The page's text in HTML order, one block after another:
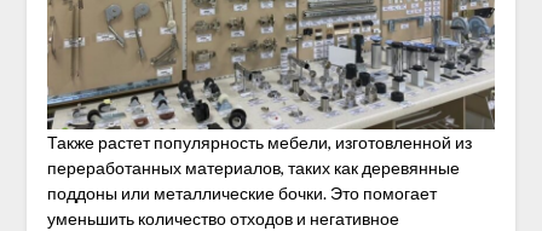
Также растет популярность мебели, изготовленной из
переработанных материалов, таких как деревянные
поддоны или металлические бочки. Это помогает
уменьшить количество отходов и негативное